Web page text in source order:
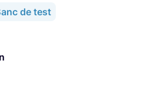
de test